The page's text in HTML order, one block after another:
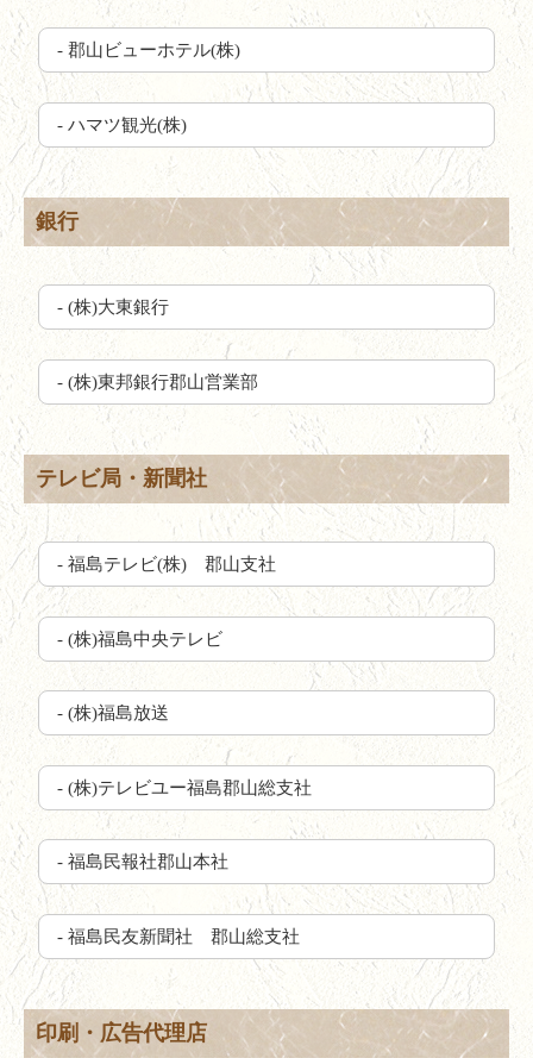
- 郡山ビューホテル(株)
- ハマツ観光(株)
銀行
- (株)大東銀行
- (株)東邦銀行郡山営業部
テレビ局・新聞社
- 福島テレビ(株) 郡山支社
- (株)福島中央テレビ
- (株)福島放送
- (株)テレビユー福島郡山総支社
- 福島民報社郡山本社
- 福島民友新聞社 郡山総支社
印刷・広告代理店